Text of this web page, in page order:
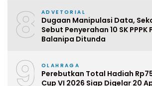
8 ADVETORIAL
Dugaan Manipulasi Data,
Sebut Penyerahan 10 SK
Balanipa Ditunda
9 OLAHRAGA
Perebutkan Total Hadiah
Cup VI 2026 Siap Digelar 20